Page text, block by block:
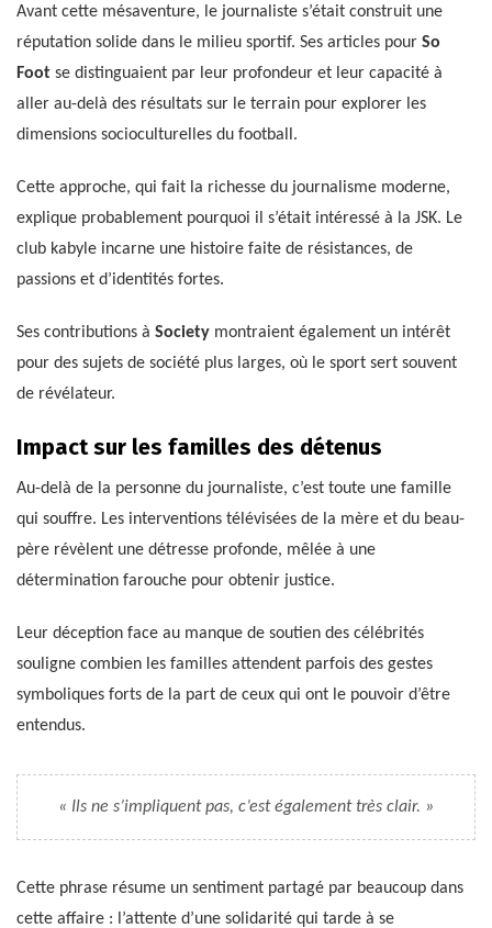
Avant cette mésaventure, le journaliste s’était construit une
réputation solide dans le milieu sportif. Ses articles pour So
Foot se distinguaient par leur profondeur et leur capacité à
aller au-delà des résultats sur le terrain pour explorer les
dimensions socioculturelles du football.
Cette approche, qui fait la richesse du journalisme moderne,
explique probablement pourquoi il s’était intéressé à la JSK. Le
club kabyle incarne une histoire faite de résistances, de
passions et d’identités fortes.
Ses contributions à Society montraient également un intérêt
pour des sujets de société plus larges, où le sport sert souvent
de révélateur.
Impact sur les familles des détenus
Au-delà de la personne du journaliste, c’est toute une famille
qui souffre. Les interventions télévisées de la mère et du beau-
père révèlent une détresse profonde, mêlée à une
détermination farouche pour obtenir justice.
Leur déception face au manque de soutien des célébrités
souligne combien les familles attendent parfois des gestes
symboliques forts de la part de ceux qui ont le pouvoir d’être
entendus.
« Ils ne s’impliquent pas, c’est également très clair. »
Cette phrase résume un sentiment partagé par beaucoup dans
cette affaire : l’attente d’une solidarité qui tarde à se